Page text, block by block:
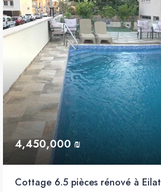
4,450,000 ₪
Cottage 6.5 pièces rénové à Eilat